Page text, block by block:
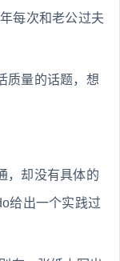
每次和老公过夫
质量的话题，想
，却没有具体的
给出一个实践过